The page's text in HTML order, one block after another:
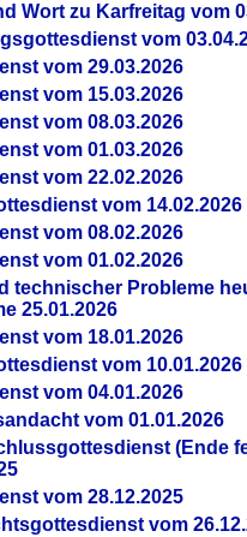
Wort zu Karfreitag vom
vom
vom 29.03.2026
vom 15.03.2026
vom 08.03.2026
vom 01.03.2026
vom 22.02.2026
vom 14.02.2026
vom 08.02.2026
vom 01.02.2026
technischer Probleme
25.01.2026
vom 18.01.2026
vom 10.01.2026
vom 04.01.2026
vom 01.01.2026
(Ende
vom 28.12.2025
vom